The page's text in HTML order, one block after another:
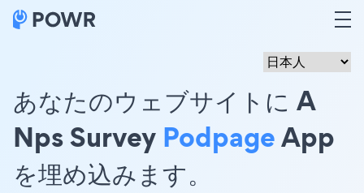
あなたのウェブサイトに A
Nps Survey PodpageApp
を埋め込みます。